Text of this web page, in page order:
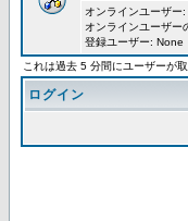
オンラインユーザー:
オンラインユーザー
登録ユーザー: None
これは過去 5 分間にユーザーが
ログイン